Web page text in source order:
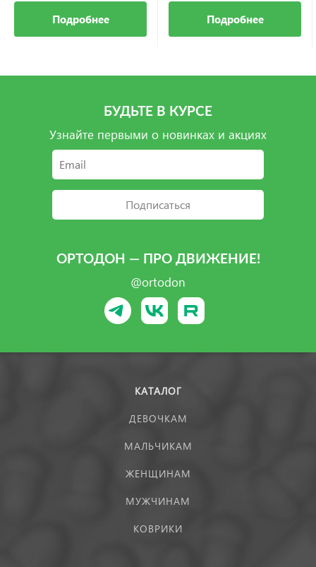
Подробнее Подробнее
БУДЬТЕ В КУРСЕ
Узнайте первыми о новинках и акциях
Подписаться
ОРТОДОН — ПРО ДВИЖЕНИЕ!
@ortodon
КАТАЛОГ
ДЕВОЧКАМ
МАЛЬЧИКАМ
ЖЕНЩИНАМ
МУЖЧИНАМ
КОВРИКИ